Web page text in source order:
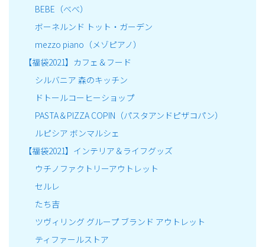
BEBE（べべ）
ボーネルンド トット・ガーデン
mezzo piano（メゾピアノ）
【福袋2021】カフェ＆フード
シルバニア 森のキッチン
ドトールコーヒーショップ
PASTA＆PIZZA COPIN（パスタアンドピザコパン）
ルピシア ボンマルシェ
【福袋2021】インテリア＆ライフグッズ
ウチノファクトリーアウトレット
セルレ
たち吉
ツヴィリング グループ ブランド アウトレット
ティファールストア